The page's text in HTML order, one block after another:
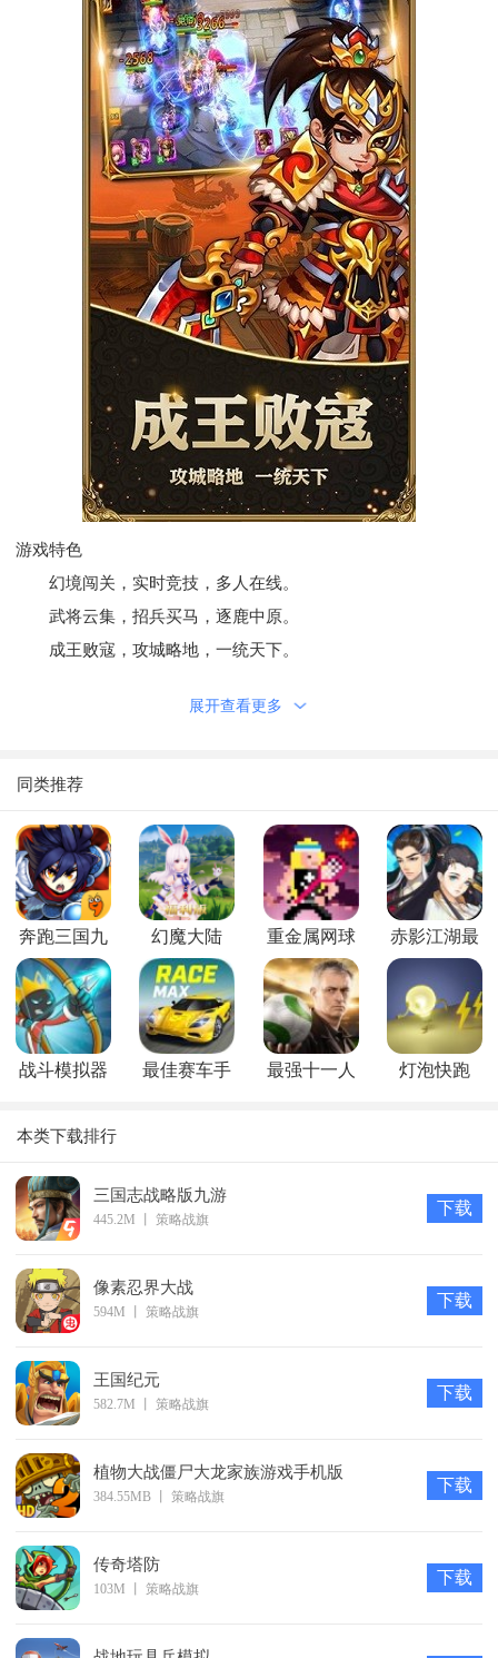
游戏特色
幻境闯关，实时竞技，多人在线。
武将云集，招兵买马，逐鹿中原。
成王败寇，攻城略地，一统天下。
1、佳人倾国倾城，指尖开战粉黛情深；
3、命运的交叉点，群雄争霸名将出征；
三国帮萌将版是一款经典互动卡牌游戏，清新造型给予玩家
全新的卡牌视觉体验，独创的“双”战斗劲爽无比，在传统卡牌的
基础上更增加了丰富的互动体验。是一款更新，更靓，更爽，更
刺激，更牵绊的新世代卡牌游戏。 一说到战斗，其实个个都想
战到不死不罢休，在逐渐疲劳的审美观下，陈旧的战斗方式已经
没有办法令热血燃烧。切入“双战”模式，体验翻天覆地的感觉，
相信你会觉得很过瘾。
游戏优势
2、经典的三国武将任你选择，多样化的英雄职业带给玩家
丰富的战斗选择！
松击败各种怪物！
4、神兵系统让玩家获取绝世神器，顶级装备带来强大的属
游戏玩法
1、三国帮萌将版游戏采用3D模型塑造三国英雄，角色精致
且贴近人物原型；
2、收集五十位三国著名英雄，在军事和内政上，各显神
通；
3、热血格斗厮杀，无限赛事加入。
展开查看更多
同类推荐
奔跑三国九
游版
幻魔大陆
重金属网球
训练
赤影江湖最
战斗模拟器
最佳赛车手
最强十一人 灯泡快跑
本类下载排行
三国志战略版九游
445.2M 策略战旗
下载
像素忍界大战
594M 策略战旗
下载
王国纪元
582.7M 策略战旗
下载
植物大战僵尸大龙家族游戏手机版
384.55MB 策略战旗
下载
传奇塔防
103M 策略战旗
下载